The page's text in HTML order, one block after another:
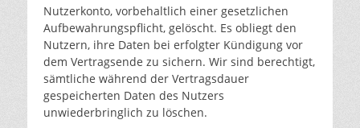
Nutzerkonto, vorbehaltlich einer gesetzlichen
Aufbewahrungspflicht, gelöscht. Es obliegt den
Nutzern, ihre Daten bei erfolgter Kündigung vor
dem Vertragsende zu sichern. Wir sind berechtigt,
sämtliche während der Vertragsdauer
gespeicherten Daten des Nutzers
unwiederbringlich zu löschen.